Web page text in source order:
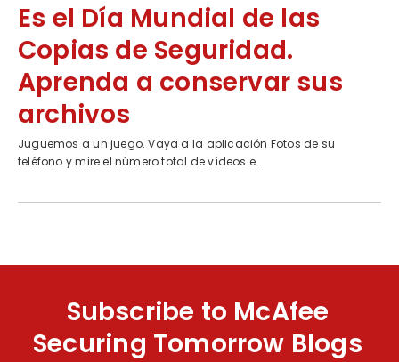
Es el Día Mundial de las
Copias de Seguridad.
Aprenda a conservar sus
archivos
Juguemos a un juego. Vaya a la aplicación Fotos de su
teléfono y mire el número total de vídeos e...
Subscribe to McAfee
Securing Tomorrow Blogs